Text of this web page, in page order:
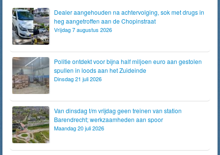
Dealer aangehouden na achtervolging, sok met drugs in
heg aangetroffen aan de Chopinstraat
Vrijdag 7 augustus 2026
Politie ontdekt voor bijna half miljoen euro aan gestolen
spullen in loods aan het Zuideinde
Dinsdag 21 juli 2026
Van dinsdag t/m vrijdag geen treinen van station
Barendrecht; werkzaamheden aan spoor
Maandag 20 juli 2026